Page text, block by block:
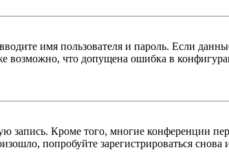
имя пользователя и пароль. Если
что допущена ошибка в
Кроме того, многие конференции
попробуйте зарегистрироваться снова